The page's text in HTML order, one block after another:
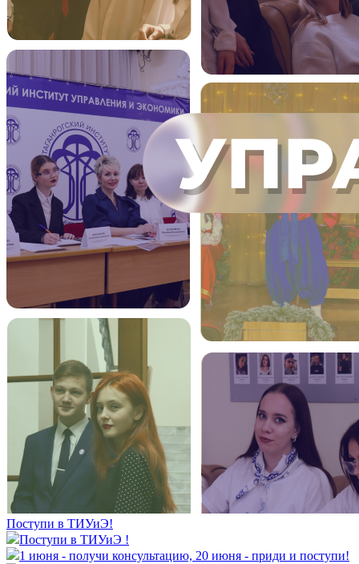
Поступи в ТИУиЭ!
Поступи в ТИУиЭ !
1 июня - получи консультацию, 20 июня - приди и поступи!